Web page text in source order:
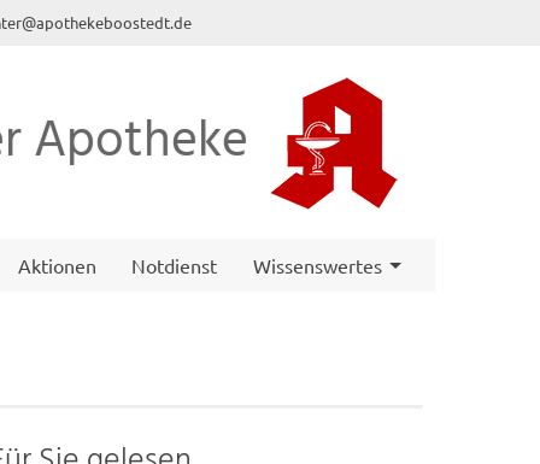
Apotheke
Aktionen Notdienst Wissenswertes